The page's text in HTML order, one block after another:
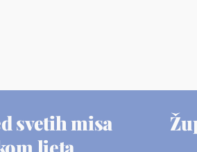
svetih misa